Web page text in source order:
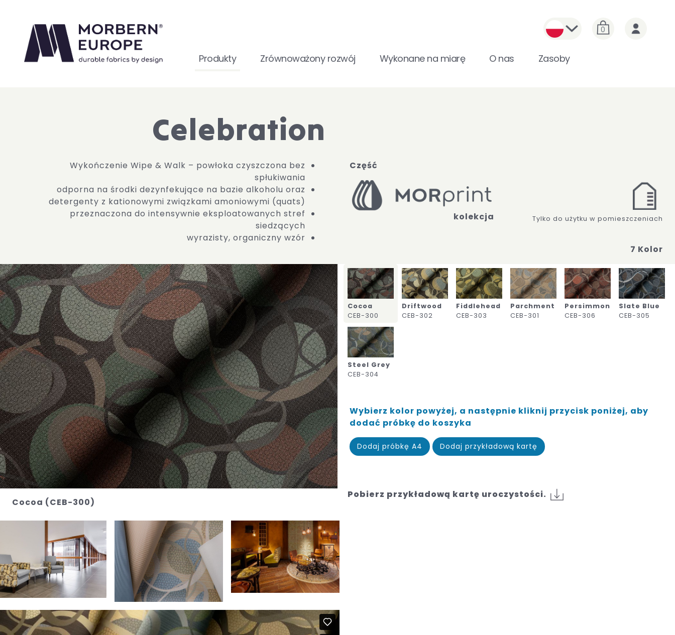
0
Produkty Zrównoważony rozwój Wykonane na miarę O nas Zasoby
Celebration
Wykończenie Wipe & Walk – powłoka czyszczona bez
spłukiwania
odporna na środki dezynfekujące na bazie alkoholu oraz
detergenty z kationowymi związkami amoniowymi (quats)
przeznaczona do intensywnie eksploatowanych stref
siedzących
wyrazisty, organiczny wzór
Część
kolekcja Tylko do użytku w pomieszczeniach
7 Kolor
Cocoa (CEB-300)
Cocoa
CEB-300
Driftwood
CEB-302
Fiddlehead
CEB-303
Parchment
CEB-301
Persimmon
CEB-306
Slate Blue
CEB-305
Steel Grey
CEB-304
Wybierz kolor powyżej, a następnie kliknij przycisk poniżej, aby
dodać próbkę do koszyka
Dodaj próbkę A4 Dodaj przykładową kartę
Pobierz przykładową kartę uroczystości.